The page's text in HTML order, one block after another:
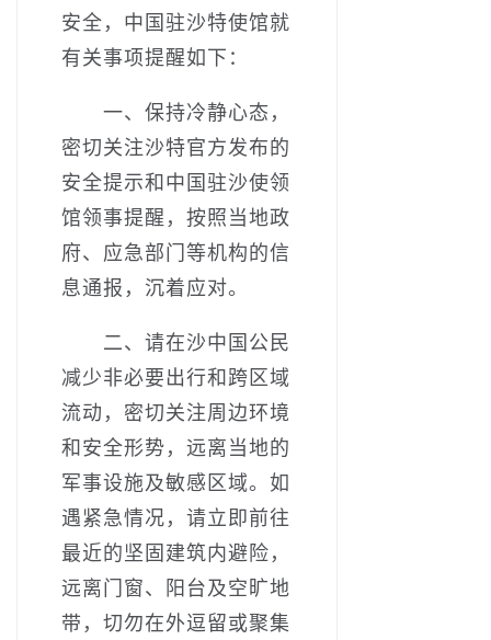
安全，中国驻沙特使馆就
有关事项提醒如下：
一、保持冷静心态，
密切关注沙特官方发布的
安全提示和中国驻沙使领
馆领事提醒，按照当地政
府、应急部门等机构的信
息通报，沉着应对。
二、请在沙中国公民
减少非必要出行和跨区域
流动，密切关注周边环境
和安全形势，远离当地的
军事设施及敏感区域。如
遇紧急情况，请立即前往
最近的坚固建筑内避险，
远离门窗、阳台及空旷地
带，切勿在外逗留或聚集